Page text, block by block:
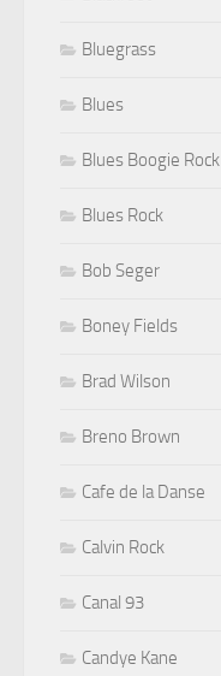
Bluegrass
Blues
Blues Boogie Rock
Blues Rock
Bob Seger
Boney Fields
Brad Wilson
Breno Brown
Cafe de la Danse
Calvin Rock
Canal 93
Candye Kane